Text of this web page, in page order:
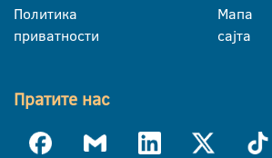
Политика
приватности
Мапа
сајта
Пратите нас